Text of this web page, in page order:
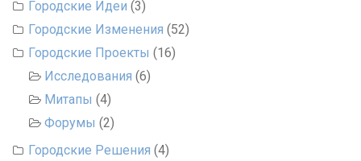
Городские Идеи (3)
Городские Изменения (52)
Городские Проекты (16)
Исследования (6)
Митапы (4)
Форумы (2)
Городские Решения (4)